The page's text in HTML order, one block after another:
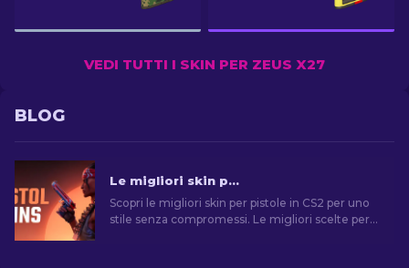
VEDI TUTTI I SKIN PER ZEUS X27
BLOG
Le migliori skin per pistola in CS2 [2026]
Scopri le migliori skin per pistole in CS2 per uno
stile senza compromessi. Le migliori scelte per